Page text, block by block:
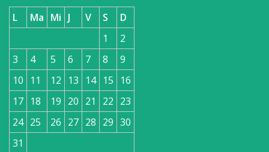
L Ma Mi J V S
D
1
2
3
4 5 6 7 8
9
10
11 12 13 14 15
16
17 18 19 20 21 22 23
24 25 26 27 28 29 30
31